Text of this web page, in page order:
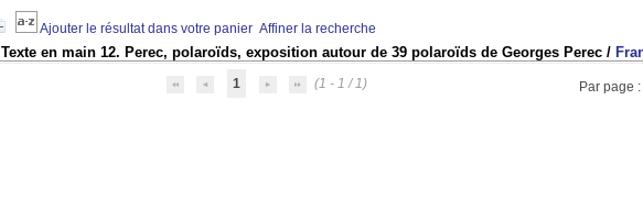
Ajouter le résultat dans votre panier Affiner la recherche
Texte en main 12. Perec, polaroïds, exposition autour de 39 polaroïds de Georges Perec /
1 (1 - 1 / 1) Par page :